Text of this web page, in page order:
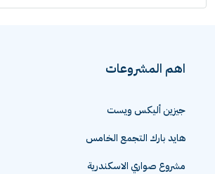
اهم المشروعات
جيزين أليكس ويست
هايد بارك التجمع الخامس
مشروع صواري الاسكندرية